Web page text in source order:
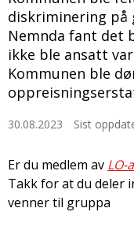
diskriminering på
Nemnda fant det
ikke ble ansatt
Kommunen ble
30.08.2023 Sist
Er du medlem av LO-
Takk for at du deler
venner til gruppa